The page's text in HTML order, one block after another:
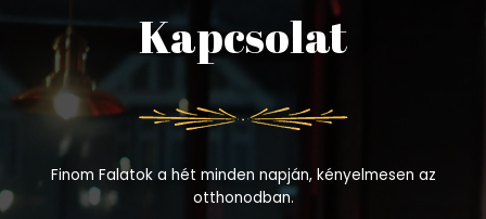
Kapcsolat
Finom Falatok a hét minden napján, kényelmesen az
otthonodban.